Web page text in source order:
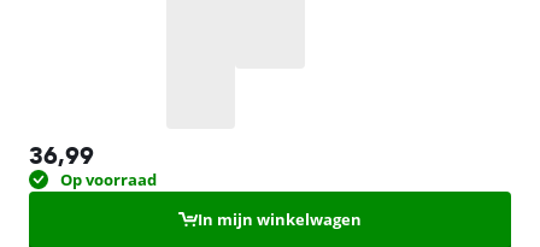
36,99
Op voorraad
In mijn winkelwagen